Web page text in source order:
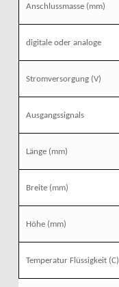
Anschlussmasse (mm)
digitale oder analoge
Stromversorgung (V)
Ausgangssignals
Länge(mm)
Breite(mm)
Höhe(mm)
Temperatur Flüssigkeit (C)